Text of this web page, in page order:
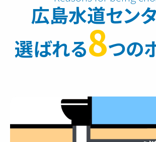
広島水道セン
選ばれる8つの